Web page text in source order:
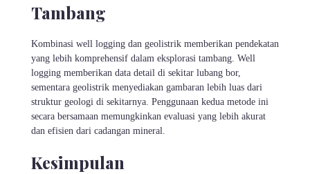
Tambang
Kombinasi well logging dan geolistrik memberikan pendekatan
yang lebih komprehensif dalam eksplorasi tambang. Well
logging memberikan data detail di sekitar lubang bor,
sementara geolistrik menyediakan gambaran lebih luas dari
struktur geologi di sekitarnya. Penggunaan kedua metode ini
secara bersamaan memungkinkan evaluasi yang lebih akurat
dan efisien dari cadangan mineral.
Kesimpulan